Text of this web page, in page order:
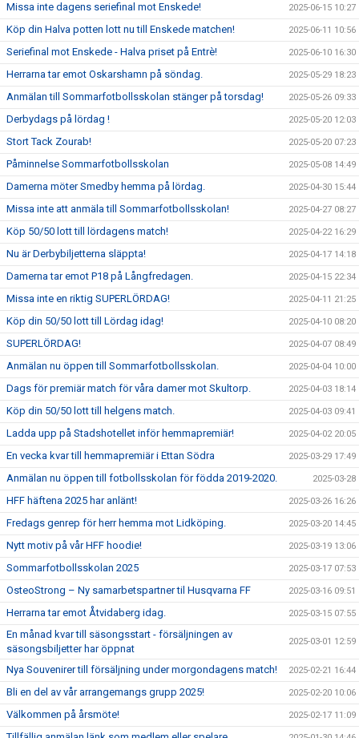
Missa inte dagens seriefinal mot Enskede! 2025-06-15 10:27
Köp din Halva potten lott nu till Enskede matchen! 2025-06-11 10:56
Seriefinal mot Enskede - Halva priset på Entrè! 2025-06-10 16:30
Herrarna tar emot Oskarshamn på söndag. 2025-05-29 18:23
Anmälan till Sommarfotbollsskolan stänger på torsdag! 2025-05-26 09:33
Derbydags på lördag ! 2025-05-20 12:03
Stort Tack Zourab! 2025-05-20 07:23
Påminnelse Sommarfotbollsskolan 2025-05-08 14:49
Damerna möter Smedby hemma på lördag. 2025-04-30 15:44
Missa inte att anmäla till Sommarfotbollsskolan! 2025-04-27 08:27
Köp 50/50 lott till lördagens match! 2025-04-22 16:29
Nu är Derbybiljetterna släppta! 2025-04-17 14:18
Damerna tar emot P18 på Långfredagen. 2025-04-15 22:34
Missa inte en riktig SUPERLÖRDAG! 2025-04-11 21:25
Köp din 50/50 lott till Lördag idag! 2025-04-10 08:20
SUPERLÖRDAG! 2025-04-07 08:49
Anmälan nu öppen till Sommarfotbollsskolan. 2025-04-04 10:00
Dags för premiär match för våra damer mot Skultorp. 2025-04-03 18:14
Köp din 50/50 lott till helgens match. 2025-04-03 09:41
Ladda upp på Stadshotellet inför hemmapremiär! 2025-04-02 20:05
En vecka kvar till hemmapremiär i Ettan Södra 2025-03-29 17:49
Anmälan nu öppen till fotbollsskolan för födda 2019-2020. 2025-03-28
HFF häftena 2025 har anlänt! 2025-03-26 16:26
Fredags genrep för herr hemma mot Lidköping. 2025-03-20 14:45
Nytt motiv på vår HFF hoodie! 2025-03-19 13:06
Sommarfotbollsskolan 2025 2025-03-17 07:53
OsteoStrong – Ny samarbetspartner til Husqvarna FF 2025-03-16 09:51
Herrarna tar emot Åtvidaberg idag. 2025-03-15 07:55
En månad kvar till säsongsstart - försäljningen av
säsongsbiljetter har öppnat
2025-03-01 12:59
Nya Souvenirer till försäljning under morgondagens match! 2025-02-21 16:44
Bli en del av vår arrangemangs grupp 2025! 2025-02-20 10:06
Välkommen på årsmöte! 2025-02-17 11:09